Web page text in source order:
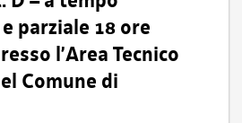
parziale 18 ore
l’Area Tecnico
Comune di